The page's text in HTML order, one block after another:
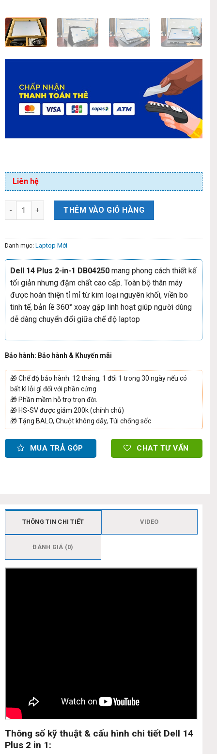
Liên hệ
THÊM VÀO GIỎ HÀNG
Danh mục: Laptop Mới
Dell 14 Plus 2-in-1 DB04250 mang phong cách thiết kế
tối giản nhưng đậm chất cao cấp. Toàn bộ thân máy
được hoàn thiện tỉ mỉ từ kim loại nguyên khối, viền bo
tinh tế, bản lề 360° xoay gập linh hoạt giúp người dùng
dễ dàng chuyển đổi giữa chế độ laptop
Bảo hành: Bảo hành & Khuyến mãi
🎁Chế độ bảo hành: 12 tháng, 1 đổi 1 trong 30 ngày nếu có
bất kì lỗi gì đối với phần cứng.
🎁 Phần mềm hỗ trợ trọn đời.
🎁 HS-SV được giảm 200k (chính chủ)
🎁Tặng BALO, Chuột không dây, Túi chống sốc
MUA TRẢ GÓP CHAT TƯ VẤN
THÔNG TIN CHI TIẾT VIDEO
ĐÁNH GIÁ (0)
Thông số kỹ thuật & cấu hình chi tiết Dell 14
Plus 2 in 1: